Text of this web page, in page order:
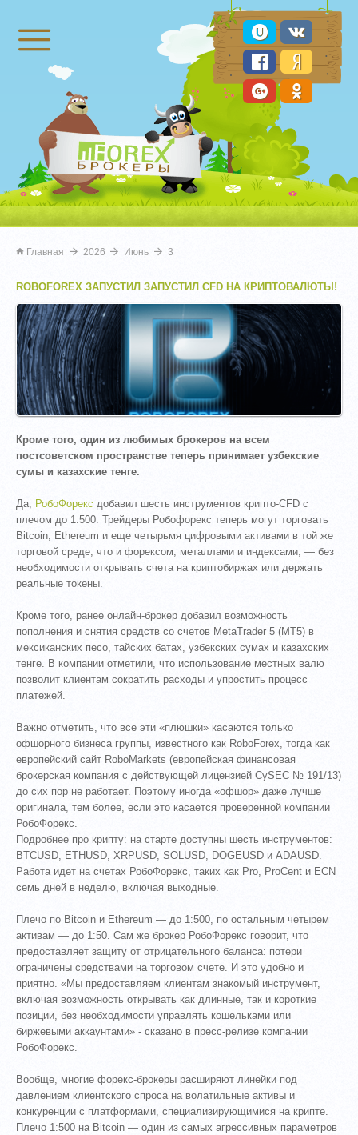
Брокеры Форекс
Главная 2026 Июнь 3
ROBOFOREX ЗАПУСТИЛ ЗАПУСТИЛ CFD НА КРИПТОВАЛЮТЫ!
Кроме того, один из любимых брокеров на всем
постсоветском пространстве теперь принимает узбекские
сумы и казахские тенге.
Да, РобоФорекс добавил шесть инструментов крипто-CFD с
плечом до 1:500. Трейдеры Робофорекс теперь могут торговать
Bitcoin, Ethereum и еще четырьмя цифровыми активами в той же
торговой среде, что и форексом, металлами и индексами, — без
необходимости открывать счета на криптобиржах или держать
реальные токены.
Кроме того, ранее онлайн-брокер добавил возможность
пополнения и снятия средств со счетов MetaTrader 5 (MT5) в
мексиканских песо, тайских батах, узбекских сумах и казахских
тенге. В компании отметили, что использование местных валю
позволит клиентам сократить расходы и упростить процесс
платежей.
Важно отметить, что все эти «плюшки» касаются только
офшорного бизнеса группы, известного как RoboForex, тогда как
европейский сайт RoboMarkets (европейская финансовая
брокерская компания с действующей лицензией CySEC № 191/13)
до сих пор не работает. Поэтому иногда «офшор» даже лучше
оригинала, тем более, если это касается проверенной компании
РобоФорекс.
Подробнее про крипту: на старте доступны шесть инструментов:
BTCUSD, ETHUSD, XRPUSD, SOLUSD, DOGEUSD и ADAUSD.
Работа идет на счетах РобоФорекс, таких как Pro, ProCent и ECN
семь дней в неделю, включая выходные.
Плечо по Bitcoin и Ethereum — до 1:500, по остальным четырем
активам — до 1:50. Сам же брокер РобоФорекс говорит, что
предоставляет защиту от отрицательного баланса: потери
ограничены средствами на торговом счете. И это удобно и
приятно. «Мы предоставляем клиентам знакомый инструмент,
включая возможность открывать как длинные, так и короткие
позиции, без необходимости управлять кошельками или
биржевыми аккаунтами» - сказано в пресс-релизе компании
РобоФорекс.
Вообще, многие форекс-брокеры расширяют линейки под
давлением клиентского спроса на волатильные активы и
конкуренции с платформами, специализирующимися на крипте.
Плечо 1:500 на Bitcoin — один из самых агрессивных параметров